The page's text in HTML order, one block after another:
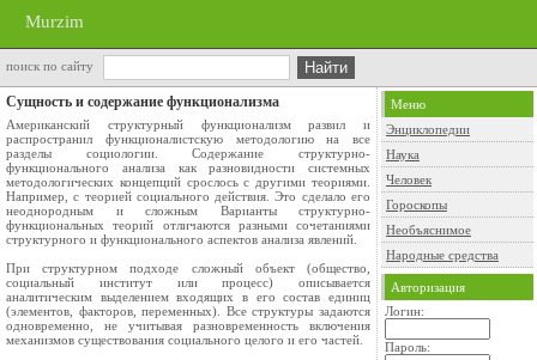
Murzim
поиск по сайту
Сущность и содержание функционализма
Американский структурный функционализм развил и
распространил функционалистскую методологию на все
разделы социологии. Содержание структурно-
функционального анализа как разновидности системных
методологических концепций срослось с другими теориями.
Например, с теорией социального действия. Это сделало его
неоднородным и сложным Варианты структурно-
функциональных теорий отличаются разными сочетаниями
структурного и функционального аспектов анализа явлений.
При структурном подходе сложный объект (общество,
социальный институт или процесс) описывается
аналитическим выделением входящих в его состав единиц
(элементов, факторов, переменных). Все структуры задаются
одновременно, не учитывая разновременность включения
механизмов существования социального целого и его частей.
Меню
Энциклопедии
Наука
Человек
Гороскопы
Необъяснимое
Народные средства
Авторизация
Логин:
Пароль: